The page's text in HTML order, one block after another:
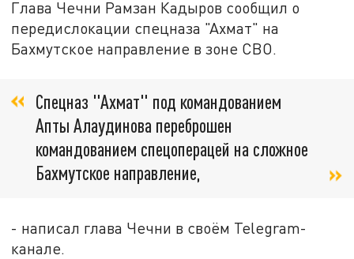
Глава Чечни Рамзан Кадыров сообщил о
передислокации спецназа "Ахмат" на
Бахмутское направление в зоне СВО.
Спецназ "Ахмат" под командованием
Апты Алаудинова переброшен
командованием спецоперацей на сложное
Бахмутское направление,
- написал глава Чечни в своём Telegram-
канале.